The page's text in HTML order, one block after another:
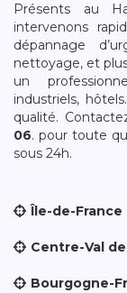
Présents au
intervenons
dépannage
nettoyage, et
un
industriels,
qualité.
06. pour toute
sous 24h.
Île-de-France
Centre-Val
Bourgogne-